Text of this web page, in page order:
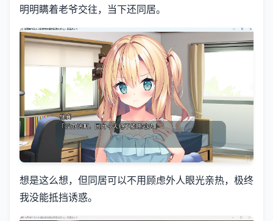
明明瞒着老爷交往，当下还同居。
想是这么想，但同居可以不用顾虑外人眼光亲热，极终
我没能抵挡诱惑。